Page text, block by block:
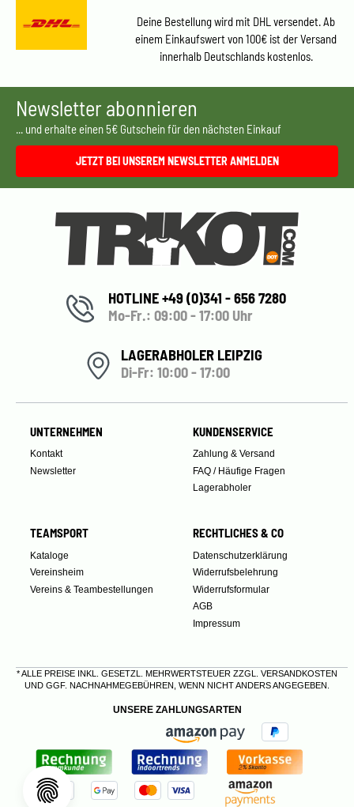
Deine Bestellung wird mit DHL versendet. Ab
einem Einkaufswert von 100€ ist der Versand
innerhalb Deutschlands kostenlos.
Newsletter abonnieren
... und erhalte einen 5€ Gutschein für den nächsten Einkauf
JETZT BEI UNSEREM NEWSLETTER ANMELDEN
HOTLINE +49 (0)341 - 656 7280
Mo-Fr.: 09:00 - 17:00 Uhr
LAGERABHOLER LEIPZIG
Di-Fr: 10:00 - 17:00
UNTERNEHMEN
Kontakt
Newsletter
KUNDENSERVICE
Zahlung & Versand
FAQ / Häufige Fragen
Lagerabholer
TEAMSPORT
Kataloge
Vereinsheim
Vereins & Teambestellungen
RECHTLICHES & CO
Datenschutzerklärung
Widerrufsbelehrung
Widerrufsformular
AGB
Impressum
* ALLE PREISE INKL. GESETZL. MEHRWERTSTEUER ZZGL. VERSANDKOSTEN
UND GGF. NACHNAHMEGEBÜHREN, WENN NICHT ANDERS ANGEGEBEN.
UNSERE ZAHLUNGSARTEN